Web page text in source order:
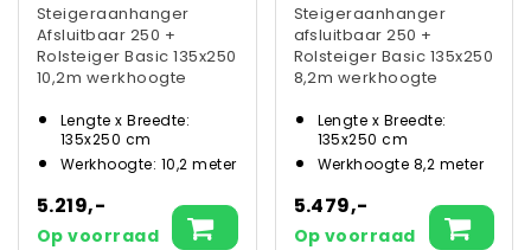
Steigeraanhanger
Afsluitbaar 250 +
Rolsteiger Basic 135x250
10,2m werkhoogte
Lengte x Breedte:
135x250 cm
Werkhoogte: 10,2 meter
5.219,-
Op voorraad
Steigeraanhanger
afsluitbaar 250 +
Rolsteiger Basic 135x250
8,2m werkhoogte
Lengte x Breedte:
135x250 cm
Werkhoogte 8,2 meter
5.479,-
Op voorraad